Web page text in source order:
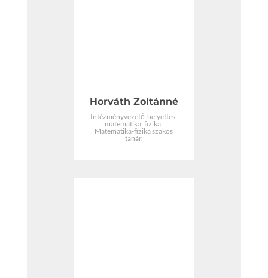
Horváth Zoltánné
Intézményvezető-helyettes,
matematika, fizika.
Matematika-fizika szakos
tanár.